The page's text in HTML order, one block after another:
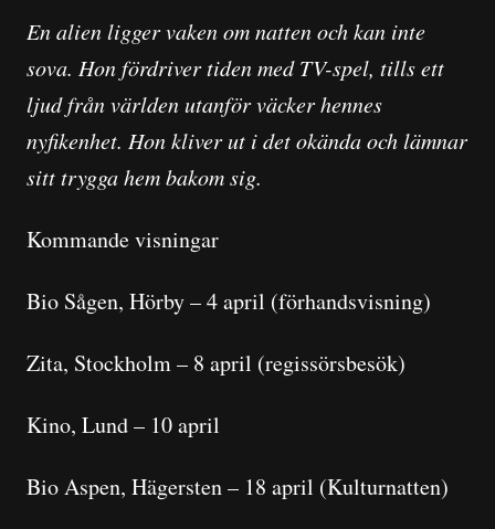
En alien ligger vaken om natten och kan inte
sova. Hon fördriver tiden med TV-spel, tills ett
ljud från världen utanför väcker hennes
nyfikenhet. Hon kliver ut i det okända och lämnar
sitt trygga hem bakom sig.
Kommande visningar
Bio Sågen, Hörby – 4 april (förhandsvisning)
Zita, Stockholm – 8 april (regissörsbesök)
Kino, Lund – 10 april
Bio Aspen, Hägersten – 18 april (Kulturnatten)